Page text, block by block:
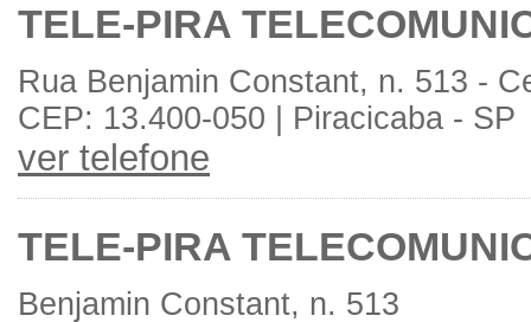
TELE-PIRA
Rua Benjamin Constant, n. 513 -
CEP: 13.400-050 | Piracicaba - SP
ver telefone
TELE-PIRA
Benjamin Constant, n. 513